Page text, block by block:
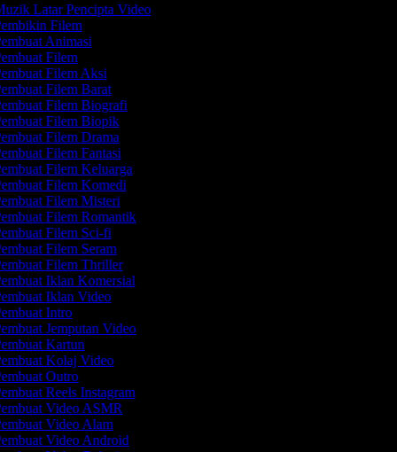
Latar Pencipta Video
Filem
Animasi
Filem
Filem Aksi
Filem Barat
Filem Biografi
Filem Biopik
Filem Drama
Filem Fantasi
Filem Keluarga
Filem Komedi
Filem Misteri
Filem Romantik
Filem Sci-fi
Filem Seram
Filem Thriller
Iklan Komersial
Iklan Video
Intro
Jemputan Video
Kartun
Kolaj Video
Outro
Reels Instagram
Video ASMR
Video Alam
Video Android